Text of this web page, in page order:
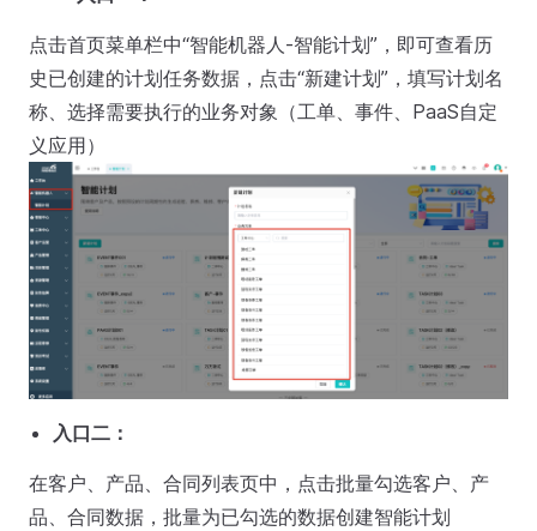
点击首页菜单栏中“智能机器人-智能计划”，即可查看历
史已创建的计划任务数据，点击“新建计划”，填写计划名
称、选择需要执行的业务对象（工单、事件、PaaS自定
义应用）
入口二：
在客户、产品、合同列表页中，点击批量勾选客户、产
品、合同数据，批量为已勾选的数据创建智能计划